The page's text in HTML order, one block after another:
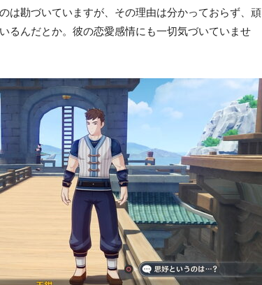
は勘づいていますが、その理由は分かっておらず、頑
るんだとか。彼の恋愛感情にも一切気づいていませ